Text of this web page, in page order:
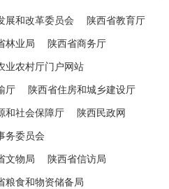
展和改革委员会 陕西省教育厅
林业局 陕西省商务厅
业农村厅门户网站
厅 陕西省住房和城乡建设厅
和社会保障厅 陕西民政网
务委员会
文物局 陕西省信访局
粮食和物资储备局